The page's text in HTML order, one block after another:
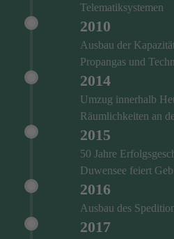
Telematiksystemen
2010
Ausbau der
Propangas und
2014
Umzug innerhalb
Räumlichkeiten an
2015
50 Jahre
Duwensee feiert
2016
Ausbau des
2017